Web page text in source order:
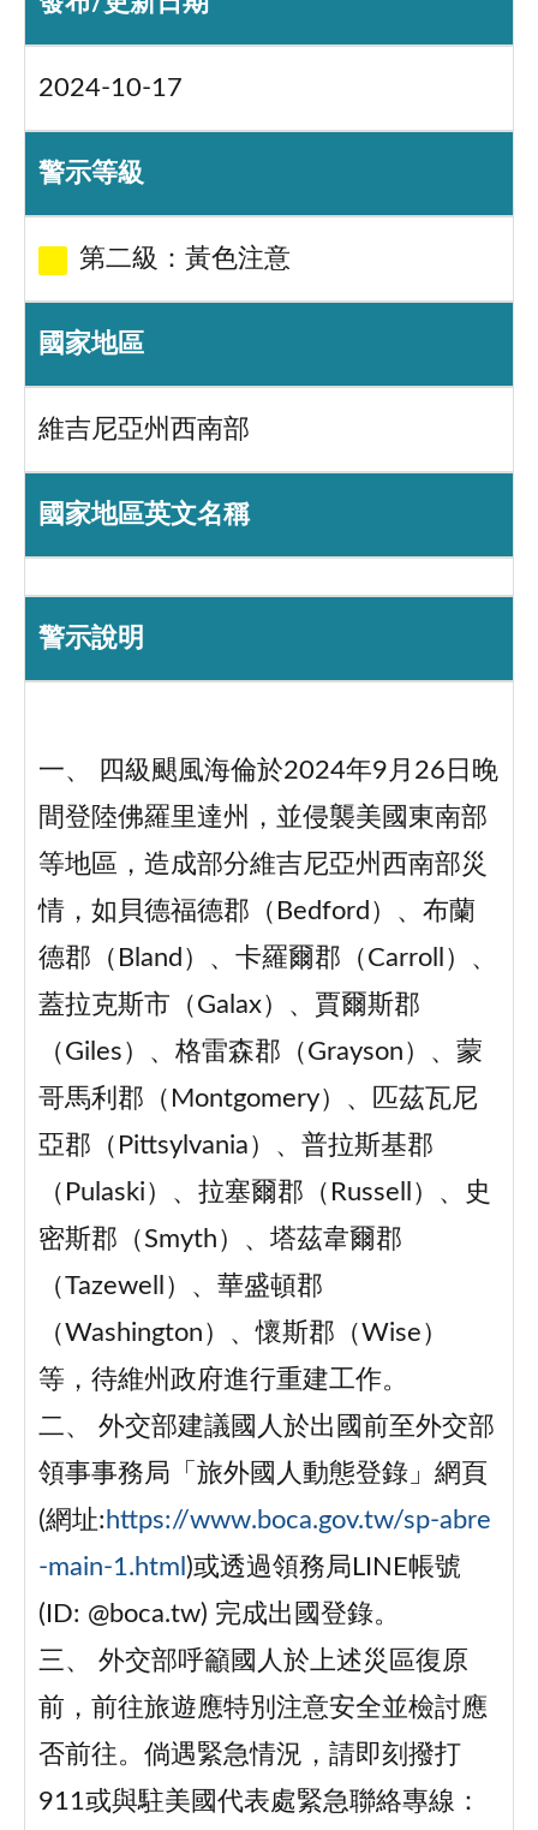
2024-10-17
警示等級
第二級：黃色注意
國家地區
維吉尼亞州西南部
國家地區英文名稱
警示說明
一、 四級颶風海倫於2024年9月26日晚
間登陸佛羅里達州，並侵襲美國東南部
等地區，造成部分維吉尼亞州西南部災
情，如貝德福德郡（Bedford）、布蘭
德郡（Bland）、卡羅爾郡（Carroll）、
蓋拉克斯市（Galax）、賈爾斯郡
（Giles）、格雷森郡（Grayson）、蒙
哥馬利郡（Montgomery）、匹茲瓦尼
亞郡（Pittsylvania）、普拉斯基郡
（Pulaski）、拉塞爾郡（Russell）、史
密斯郡（Smyth）、塔茲韋爾郡
（Tazewell）、華盛頓郡
（Washington）、懷斯郡（Wise）
等，待維州政府進行重建工作。
二、 外交部建議國人於出國前至外交部
領事事務局「旅外國人動態登錄」網頁
(網址: https://www.boca.gov.tw/sp-abre
-main-1.html )或透過領務局LINE帳號
(ID: @boca.tw) 完成出國登錄。
三、 外交部呼籲國人於上述災區復原
前，前往旅遊應特別注意安全並檢討應
否前往。倘遇緊急情況，請即刻撥打
911或與駐美國代表處緊急聯絡專線：